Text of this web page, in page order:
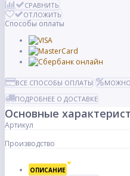
СРАВНИТЬ
ОТЛОЖИТЬ
Способы оплаты
ВСЕ СПОСОБЫ ОПЛАТЫ
ПОДРОБНЕЕ О ДОСТАВКЕ
Основные
Артикул
Производство
ОПИСАНИЕ